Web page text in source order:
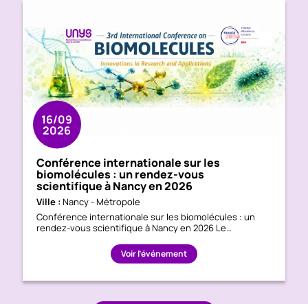
16/09
2026
Conférence internationale sur les
biomolécules : un rendez-vous
scientifique à Nancy en 2026
Ville : Nancy - Métropole
Conférence internationale sur les biomolécules : un
rendez-vous scientifique à Nancy en 2026 Le…
Voir l’événement